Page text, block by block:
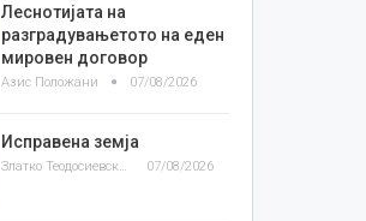
Леснотијата на
разградувањетото на еден
мировен договор
Азис Положани 07/08/2026
Исправена земја
Златко Теодосиевски 07/08/2026